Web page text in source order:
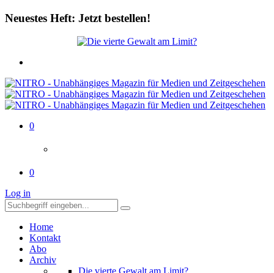
Neuestes Heft: Jetzt bestellen!
0
0
Log in
Home
Kontakt
Abo
Archiv